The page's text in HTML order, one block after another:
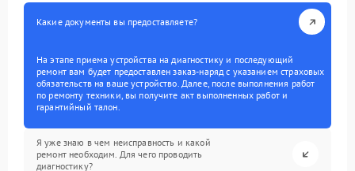
Какие документы вы предоставляете?
На этапе приема устройства на диагностику и последующий
ремонт вам будет предоставлен заказ-наряд с указанием страховых
обязательств на ваше устройство. Далее, после выполнения работ
по ремонту техники, вы получите акт выполненных работ и
гарантийный талон.
Я уже знаю в чем неисправность и какой
ремонт необходим. Для чего проводить
диагностику?